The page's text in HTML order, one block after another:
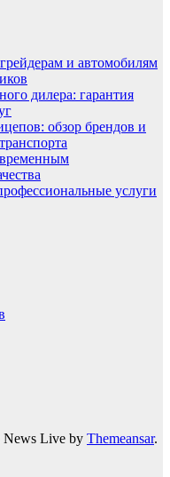
и автомобилям
дилера: гарантия
обзор брендов и
услуги
News Live by Themeansar.